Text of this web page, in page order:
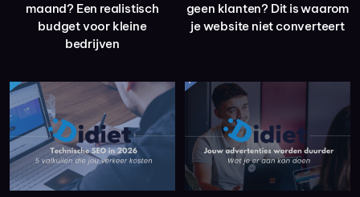
maand? Een realistisch
budget voor kleine
bedrijven
geen klanten? Dit is waarom
je website niet converteert